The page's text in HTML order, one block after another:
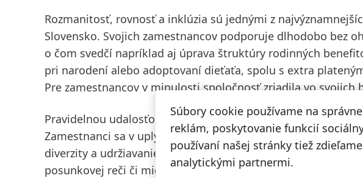
Rozmanitosť, rovnosť a inklúzia sú jednými z
Slovensko. Svojich zamestnancov podporuje dlhodobo bez
o čom svedčí napríklad aj úprava štruktúry rodinných
pri narodení alebo adoptovaní dieťaťa, spolu s extra
Pre zamestnancov v minulosti spoločnosť zriadila vo svojich
Pravidelnou udalosťou sú ajDni diverzity, ktoré podporujú
Zamestnanci sa v uplynulom ročníku mohli zúčastniť
diverzity a udržiavanie inkluzívneho pracovného prostredia,
posunkovej reči či migračných mýtoch. Spoločnosť je v
Súbory cookie používame na
reklám, poskytovanie funkcií
používaní našej stránky tiež
analytickými partnermi.